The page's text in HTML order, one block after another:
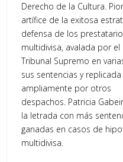
Derecho de la Cultura.
artífice de la exitosa
defensa de los
multidivisa, avalada por el
Tribunal Supremo en
sus sentencias y replicada
ampliamente por otros
despachos. Patricia
la letrada con más
ganadas en casos de
multidivisa.